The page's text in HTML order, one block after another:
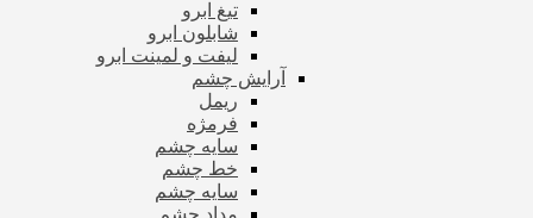
تیغ ابرو
شابلون ابرو
لیفت و لمینت ابرو
آرایش چشم
ریمل
فرمژه
سایه چشم
خط چشم
سایه چشم
مداد چشم